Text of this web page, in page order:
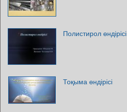
Полистирол өндірісі
Тоқыма өндірісі